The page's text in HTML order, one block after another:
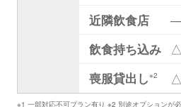
近隣飲食店
飲食持ち込み
△
喪服貸出し※2 △
※1 一部対応不可プラン有り ※2 別途オプションが